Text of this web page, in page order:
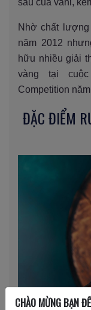
sâu của vani,
Nhờ chất
năm 2012
hữu nhiều giải
vàng tại
Competition
ĐẶC ĐIỂM
CHÀO MỪNG BẠN